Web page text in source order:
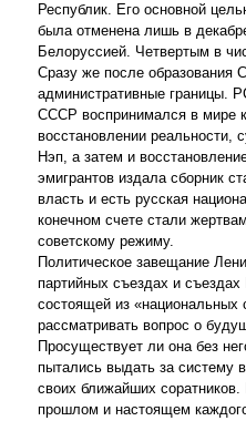
Республик. Его основной
была отменена лишь в
Белоруссией. Четвертым в
Сразу же после образования
административные границы.
СССР воспринимался в мире
восстановлении реальности,
Нэп, а затем и
эмигрантов издала сборник
власть и есть русская
конечном счете стали
советскому режиму.
Политическое завещание
партийных съездах и
состоящей из «национальных
рассматривать вопрос о
Просуществует ли она без
пытались выдать за систему
своих ближайших соратников.
прошлом и настоящем